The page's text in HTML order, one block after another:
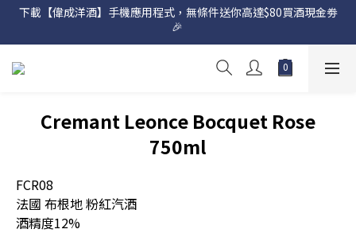
網店購滿 $500 即享免費送貨服務📦
下載【偉成洋酒】手機應用程式，無條件送你高達$80買酒現金劵
🎉
網店購滿 $500 即享免費送貨服務📦
Cremant Leonce Bocquet Rose
750ml
FCR08
法國 布根地 粉紅汽酒
酒精度12%